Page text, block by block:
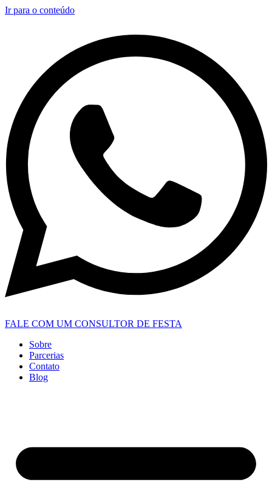
Ir para o conteúdo
FALE COM UM CONSULTOR DE FESTA
Sobre
Parcerias
Contato
Blog